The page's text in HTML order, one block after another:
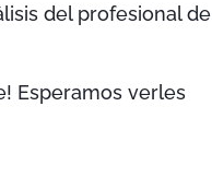
del profesional de
Esperamos verles